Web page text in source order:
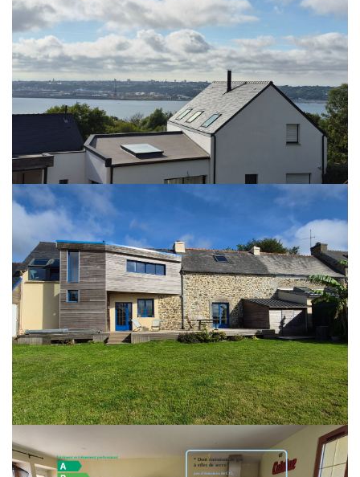
La maison principale se compose au rez-de-chaussée d'une entrée, d'un
vaste salon-séjour chaleureux avec insert, d'une cuisine aménagée et
équipée agrémentée d'un poêle à bois, ainsi que d'un WC indépendant.
À l'étage, vous découvrirez une suite parentale, trois chambres confortables
et une salle de bains avec WC.
Le dernier niveau accueille une chambre supplémentaire ainsi qu'un bureau
en mezzanine, idéal pour le télétravail ou un espace détente.
À l'extérieur, vous profiterez d'un beau jardin clos et arboré de 1 050 m²,
parfait pour les moments en famille ou entre amis.
Le véritable atout de cette propriété : un penty indépendant d'environ 30 m²
comprenant une pièce de vie, une salle de bains et une chambre en
mezzanine. Un espace idéal pour recevoir famille et amis, exercer une
activité indépendante ou développer un projet locatif.
Une propriété pleine de charme alliant authenticité, confort et potentiel, dans
un environnement privilégié à proximité de la mer.
À découvrir sans tarder !
** €491 000 honoraires inclus|€470 000 hors honoraires|Honoraires : 4.47% TTC à
la charge de l'acquéreur
Nos honoraires
Classes DPE/GES